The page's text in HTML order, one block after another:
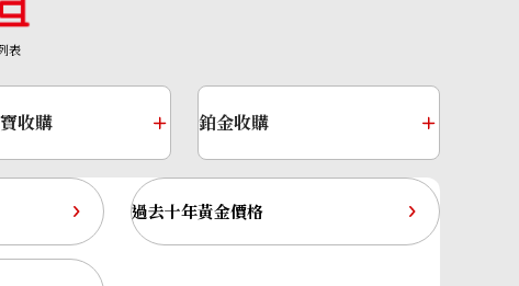
表
過去十年黃金價格
收購 鉑金收購